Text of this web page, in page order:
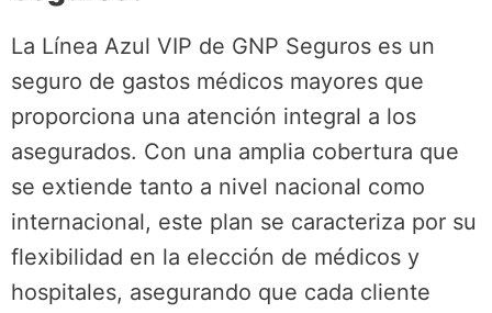
La Línea Azul VIP de GNP Seguros es un
seguro de gastos médicos mayores que
proporciona una atención integral a los
asegurados. Con una amplia cobertura que
se extiende tanto a nivel nacional como
internacional, este plan se caracteriza por su
flexibilidad en la elección de médicos y
hospitales, asegurando que cada cliente